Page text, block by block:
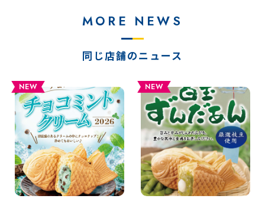
MORE NEWS
同じ店舗のニュース
NEW NEW